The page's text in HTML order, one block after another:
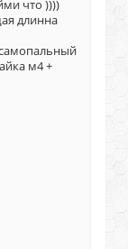
что ))))
длинна
м4 +